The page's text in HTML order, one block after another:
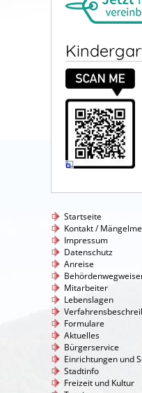
Startseite
Kontakt /
Impressum
Datenschutz
Anreise
Mitarbeiter
Lebenslagen
Formulare
Aktuelles
Bürgerservice
Einrichtungen und
Stadtinfo
Freizeit und Kultur